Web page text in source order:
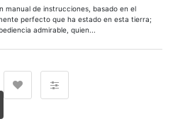
manual de instrucciones, basado en el
perfecto que ha estado en esta tierra;
admirable, quien...